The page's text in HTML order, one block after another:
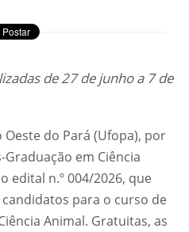
de 27 de junho a 7 de
do Pará (Ufopa), por
em Ciência
edital n.º 004/2026, que
para o curso de
Animal. Gratuitas, as